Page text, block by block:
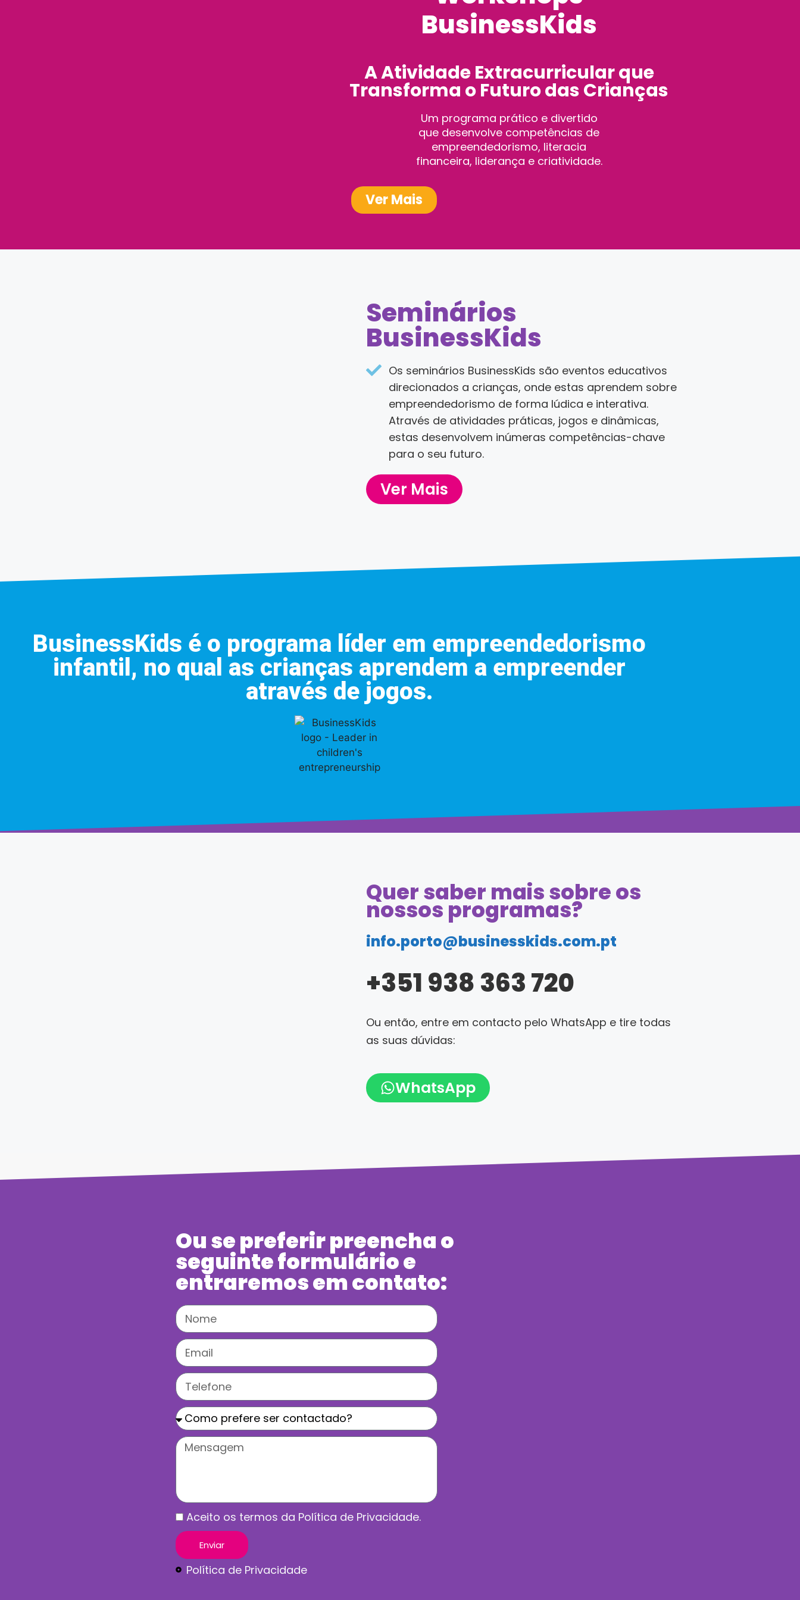
BusinessKids
A Atividade Extracurricular que
Transforma o Futuro das Crianças​
Um programa prático e divertido
que desenvolve competências de
empreendedorismo, literacia
financeira, liderança e criatividade.
Ver Mais
Seminários
BusinessKids
Os seminários BusinessKids são eventos educativos
direcionados a crianças, onde estas aprendem sobre
empreendedorismo de forma lúdica e interativa.
Através de atividades práticas, jogos e dinâmicas,
estas desenvolvem inúmeras competências-chave
para o seu futuro.
Ver Mais
BusinessKids é o programa líder em empreendedorismo
infantil, no qual as crianças aprendem a empreender
através de jogos.
Quer saber mais sobre os
nossos programas?
info.porto@businesskids.com.pt
+351 938 363 720
Ou então, entre em contacto pelo WhatsApp e tire todas
as suas dúvidas:
WhatsApp
Ou se preferir preencha o
seguinte formulário e
entraremos em contato:
Aceito os termos da Política de Privacidade.
Enviar
Política de Privacidade